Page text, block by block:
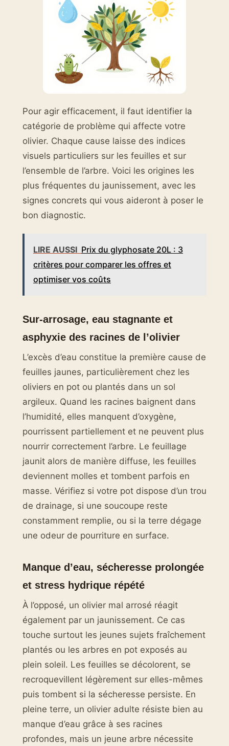
Pour agir efficacement, il faut identifier la
catégorie de problème qui affecte votre
olivier. Chaque cause laisse des indices
visuels particuliers sur les feuilles et sur
l’ensemble de l’arbre. Voici les origines les
plus fréquentes du jaunissement, avec les
signes concrets qui vous aideront à poser le
bon diagnostic.
LIRE AUSSI Prix du glyphosate 20L : 3
critères pour comparer les offres et
optimiser vos coûts
Sur-arrosage, eau stagnante et
asphyxie des racines de l’olivier
L’excès d’eau constitue la première cause de
feuilles jaunes, particulièrement chez les
oliviers en pot ou plantés dans un sol
argileux. Quand les racines baignent dans
l’humidité, elles manquent d’oxygène,
pourrissent partiellement et ne peuvent plus
nourrir correctement l’arbre. Le feuillage
jaunit alors de manière diffuse, les feuilles
deviennent molles et tombent parfois en
masse. Vérifiez si votre pot dispose d’un trou
de drainage, si une soucoupe reste
constamment remplie, ou si la terre dégage
une odeur de pourriture en surface.
Manque d’eau, sécheresse prolongée
et stress hydrique répété
À l’opposé, un olivier mal arrosé réagit
également par un jaunissement. Ce cas
touche surtout les jeunes sujets fraîchement
plantés ou les arbres en pot exposés au
plein soleil. Les feuilles se décolorent, se
recroquevillent légèrement sur elles-mêmes
puis tombent si la sécheresse persiste. En
pleine terre, un olivier adulte résiste bien au
manque d’eau grâce à ses racines
profondes, mais un jeune arbre nécessite